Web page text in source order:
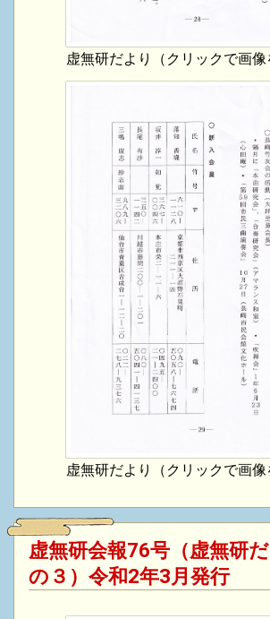
虚無研だより（クリックで画像
虚無研だより（クリックで画像
虚無研会報76号（虚無研
の３）令和2年3月発行